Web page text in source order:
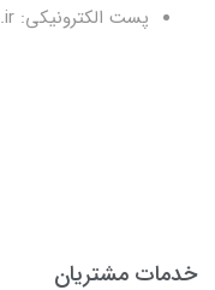
پست الکترونیکی: .ir
خدمات مشتریان